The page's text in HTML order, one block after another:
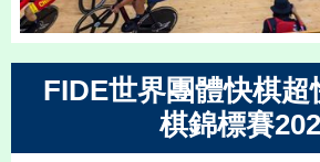
FIDE世界團體快棋超
棋錦標賽